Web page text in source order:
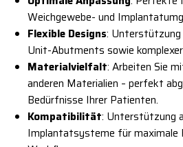
Weichgewebe- und
Flexible Designs:
Unit-Abutments sowie
Materialvielfalt: Arbeiten Sie
anderen Materialien – perfekt
Bedürfnisse Ihrer Patienten.
Kompatibilität: Unterstützung
Implantatsysteme für maximale